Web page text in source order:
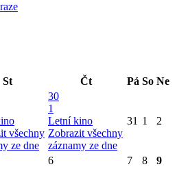
St Čt Pá So Ne
všechny
ze dne
30
1
Letní kino
Zobrazit všechny
záznamy ze dne
31 1 2
6 7 8
9